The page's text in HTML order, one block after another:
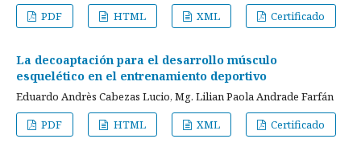
PDF
HTML XML Certificado
La decoaptación para el desarrollo músculo
esquelético en el entrenamiento deportivo
Eduardo Andrès Cabezas Lucio, Mg. Lilian Paola Andrade Farfán
PDF
HTML XML Certificado